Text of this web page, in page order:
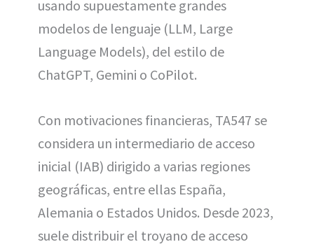
usando supuestamente grandes
modelos de lenguaje (LLM, Large
Language Models), del estilo de
ChatGPT, Gemini o CoPilot.
Con motivaciones financieras, TA547 se
considera un intermediario de acceso
inicial (IAB) dirigido a varias regiones
geográficas, entre ellas España,
Alemania o Estados Unidos. Desde 2023,
suele distribuir el troyano de acceso